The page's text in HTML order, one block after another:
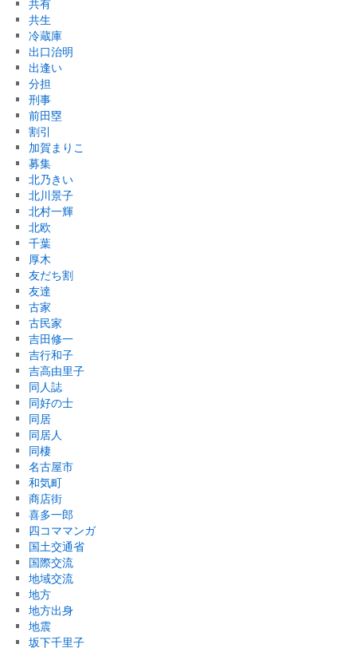
共有
共生
冷蔵庫
出口治明
出逢い
分担
刑事
前田塁
割引
加賀まりこ
募集
北乃きい
北川景子
北村一輝
北欧
千葉
厚木
友だち割
友達
古家
古民家
吉田修一
吉行和子
吉高由里子
同人誌
同好の士
同居
同居人
同棲
名古屋市
和気町
商店街
喜多一郎
四コママンガ
国土交通省
国際交流
地域交流
地方
地方出身
地震
坂下千里子